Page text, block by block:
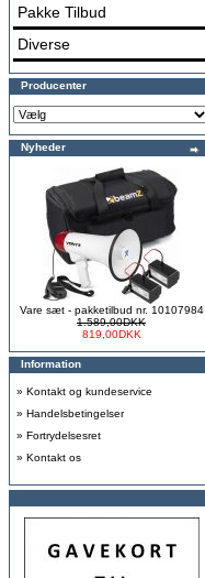
Pakke Tilbud
Diverse
Producenter
Nyheder
Vare sæt - pakketilbud nr. 10107984
1.589,00DKK
819,00DKK
Information
» Kontakt og kundeservice
» Handelsbetingelser
» Fortrydelsesret
» Kontakt os